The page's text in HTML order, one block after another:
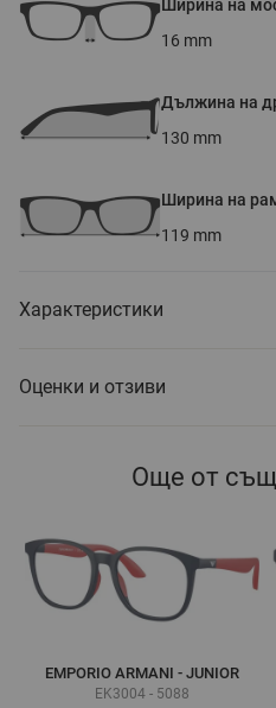
Ширина на
16 mm
Дължина на
130 mm
Ширина на
119 mm
Характеристики
Оценки и отзиви
Още от
EMPORIO ARMANI - JUNIOR
EK3004 - 5088